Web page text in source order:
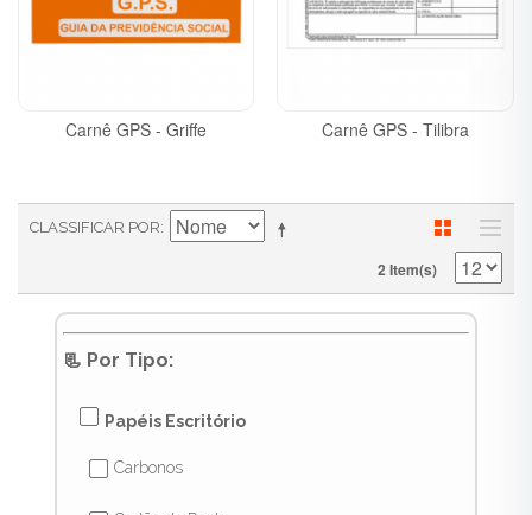
Carnê GPS - Griffe Carnê GPS - Tilibra
CLASSIFICAR POR
2 Item(s)
📃 Por Tipo:
Papéis Escritório
Carbonos